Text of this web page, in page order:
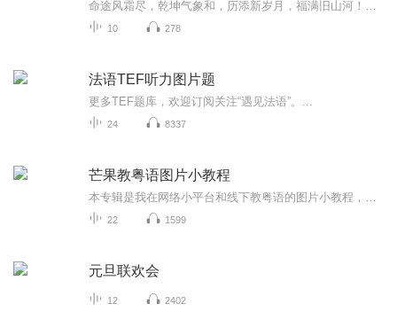
10 278
法语TEF听力图片题
更多TEF题库，欢迎订阅关注“遇见法语”。...
24 8337
芒果教粤语图片小教程
22 1599
元旦联欢会
12 2402